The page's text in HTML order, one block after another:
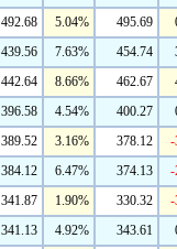
492.68 5.04% 495.69
439.56 7.63% 454.74
442.64 8.66% 462.67
396.58 4.54% 400.27
389.52 3.16% 378.12
-
384.12 6.47% 374.13
-
341.87 1.90% 330.32
-
341.13 4.92% 343.61